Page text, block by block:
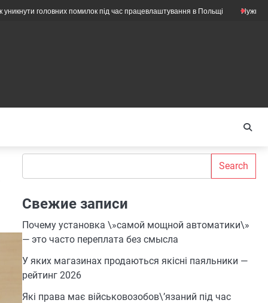
помилок під час працевлаштування в Польщі Нужны ли ещё
Search
Свежие записи
Почему установка \»самой мощной автоматики\»
— это часто переплата без смысла
У яких магазинах продаються якісні паяльники —
рейтинг 2026
Які права має військовозобов\’язаний під час